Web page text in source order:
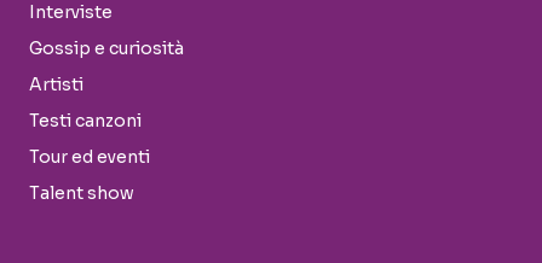
Interviste
Gossip e curiosità
Artisti
Testi canzoni
Tour ed eventi
Talent show